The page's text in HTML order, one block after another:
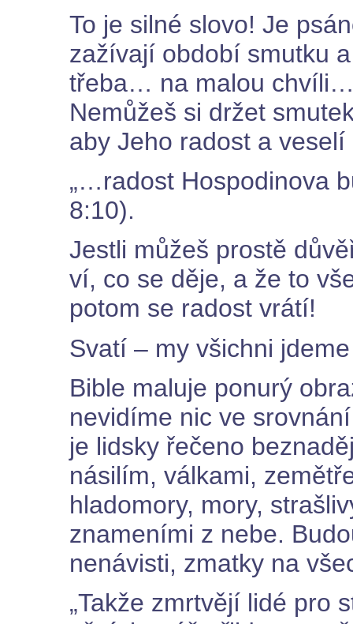
To je silné slovo! Je
zažívají období smutku
třeba… na malou
Nemůžeš si držet
aby Jeho radost a
„…radost Hospodinova
8:10).
Jestli můžeš prostě
ví, co se děje, a že to
potom se radost vrátí!
Svatí – my všichni
Bible maluje ponurý
nevidíme nic ve
je lidsky řečeno
násilím, válkami,
hladomory, mory,
znameními z nebe.
nenávisti, zmatky na
„Takže zmrtvějí lidé pro